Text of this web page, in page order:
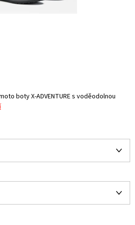
boty X-ADVENTURE s voděodolnou